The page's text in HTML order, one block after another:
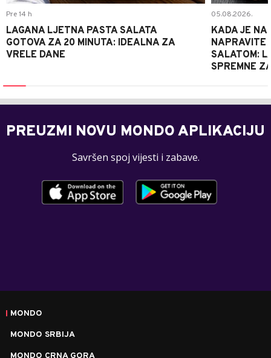
Pre 14 h
LAGANA LJETNA PASTA SALATA
GOTOVA ZA 20 MINUTA: IDEALNA ZA
VRELE DANE
05.08.2026.
KADA JE
NAPRAVITE
SALATOM:
SPREMNE
PREUZMI NOVU MONDO APLIKACIJU
Savršen spoj vijesti i zabave.
MONDO
MONDO SRBIJA